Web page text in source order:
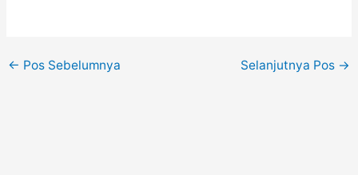
← Pos Sebelumnya Selanjutnya Pos →